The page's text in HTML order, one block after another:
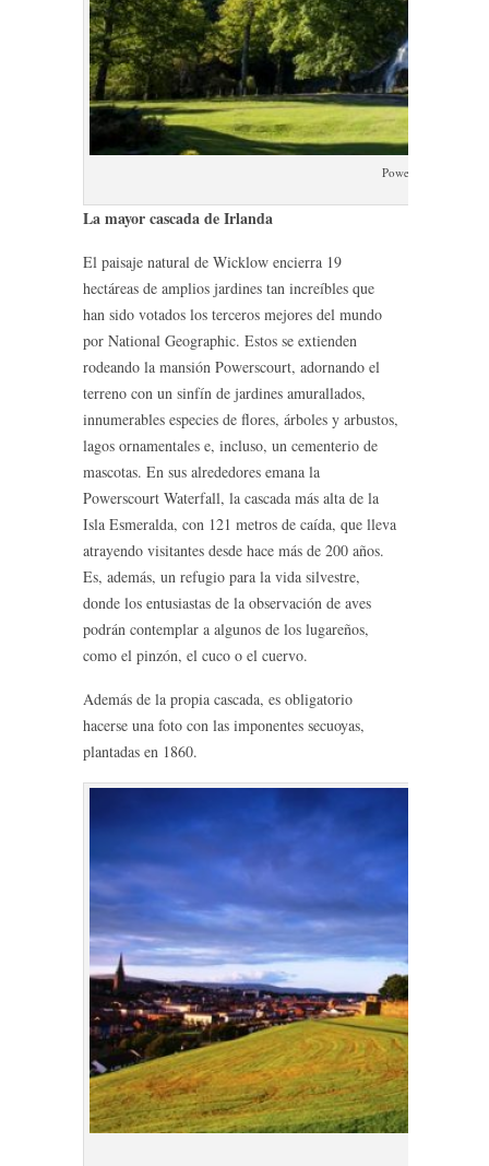
Powerscourt
La mayor cascada de Irlanda
El paisaje natural de Wicklow encierra 19
hectáreas de amplios jardines tan increíbles que
han sido votados los terceros mejores del mundo
por National Geographic. Estos se extienden
rodeando la mansión Powerscourt, adornando el
terreno con un sinfín de jardines amurallados,
innumerables especies de flores, árboles y arbustos,
lagos ornamentales e, incluso, un cementerio de
mascotas. En sus alrededores emana la
Powerscourt Waterfall, la cascada más alta de la
Isla Esmeralda, con 121 metros de caída, que lleva
atrayendo visitantes desde hace más de 200 años.
Es, además, un refugio para la vida silvestre,
donde los entusiastas de la observación de aves
podrán contemplar a algunos de los lugareños,
como el pinzón, el cuco o el cuervo.
Además de la propia cascada, es obligatorio
hacerse una foto con las imponentes secuoyas,
plantadas en 1860.